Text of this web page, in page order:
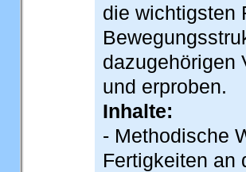
die wichtigsten
dazugehörigen
und erproben.
Inhalte:
- Methodische
Fertigkeiten an